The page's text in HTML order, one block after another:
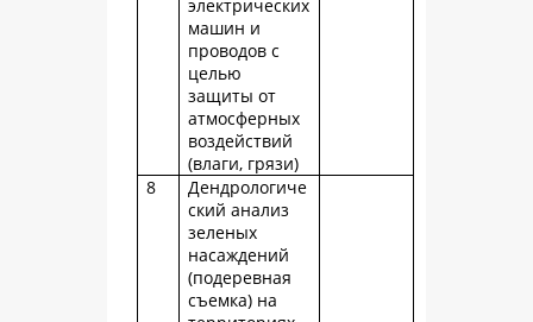
электрических
машин и
проводов с
целью
защиты от
атмосферных
воздействий
(влаги, грязи)
8
Дендрологиче
ский анализ
зеленых
насаждений
(подеревная
съемка) на